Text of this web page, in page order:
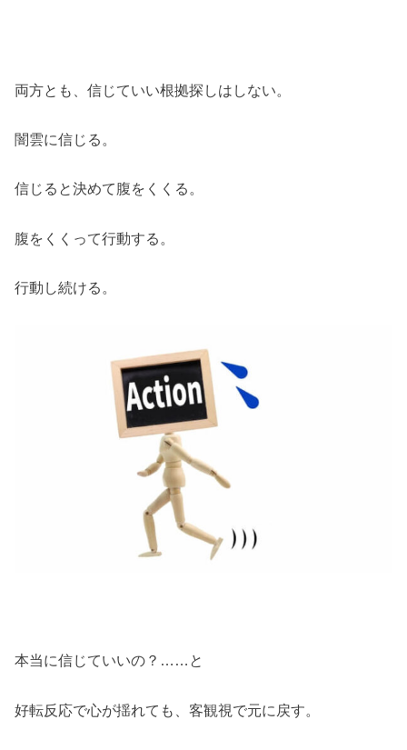
両方とも、信じていい根拠探しはしない。
闇雲に信じる。
信じると決めて腹をくくる。
腹をくくって行動する。
行動し続ける。
本当に信じていいの？……と
好転反応で心が揺れても、客観視で元に戻す。